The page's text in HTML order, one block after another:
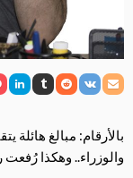
بالأرقام: مبالغ هائلة
والوزراء.. وهكذا رُفعت